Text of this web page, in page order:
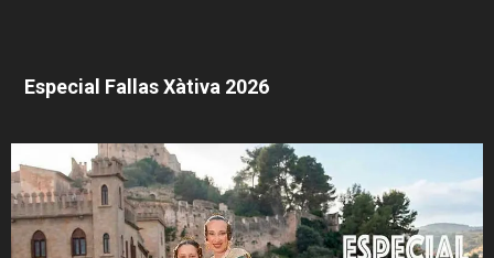
Especial Fallas Xàtiva 2026